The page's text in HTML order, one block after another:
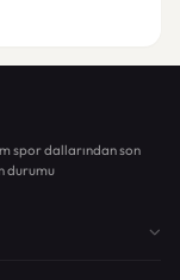
spor dallarından son
durumu